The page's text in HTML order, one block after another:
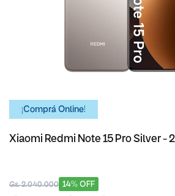
¡Comprá Online!
Xiaomi Redmi Note 15 Pro Silver -
14% OFF
Gs. 2.040.000